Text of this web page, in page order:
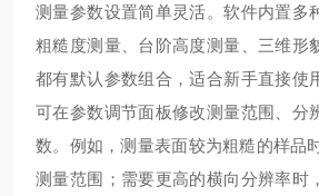
测量参数设置简单灵活。软件内置多
粗糙度测量、台阶高度测量、三维形
都有默认参数组合，适合新手直接使
可在参数调节面板修改测量范围、分
数。例如，测量表面较为粗糙的样品
测量范围；需要更高的横向分辨率时